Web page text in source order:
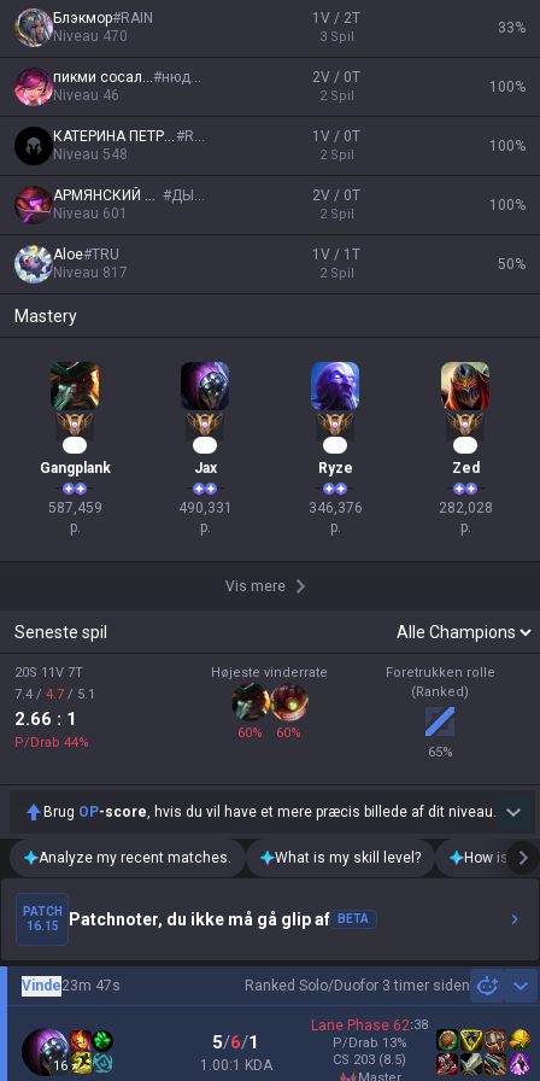
Блэкмор#RAIN
Niveau 470
1V / 2T
3 Spil
33%
пикми сосалка#нюдсы
Niveau 46
2V / 0T
2 Spil
100%
КАТЕРИНА ПЕТРОВА#RU1
Niveau 548
1V / 0T
2 Spil
100%
АРМЯНСКИЙ ТВОРОГ #ДЫРКА
Niveau 601
2V / 0T
2 Spil
100%
Aloe#TRU
Niveau 817
1V / 1T
2 Spil
50%
Mastery
Gangplank
587,459
p.
Jax
490,331
p.
Ryze
346,376
p.
Zed
282,028
p.
Vis mere
Seneste spil
20S 11V 7T
7.4 / 4.7 / 5.1
2.66 : 1
P/Drab 44%
Højeste vinderrate
60% 60%
Foretrukken rolle
(Ranked)
65%
Brug OP-score, hvis du vil have et mere præcis billede af dit niveau.
Analyze my recent matches. What is my skill level? How is my
PATCH
16.15
Patchnoter, du ikke må gå glip af BETA
Ranked Solo/Duofor 3 timer siden
Vinde23m 47s
16
5/6/1
1.00:1 KDA
Lane Phase 62:38
P/Drab 13%
CS 203 (8.5)